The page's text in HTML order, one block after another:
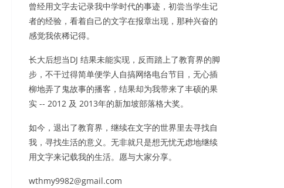
曾经用文字去记录我中学时代的事迹，初尝当学生记
者的经验，看着自己的文字在报章出现，那种兴奋的
感觉我依稀记得。
长大后想当DJ 结果未能实现，反而踏上了教育界的脚
步，不干过得简单便学人自搞网络电台节目，无心插
柳地弄了鬼故事的播客，结果却为我带来了丰硕的果
实 -- 2012 及 2013年的新加坡部落格大奖。
如今，退出了教育界，继续在文字的世界里去寻找自
我，寻找生活的意义。无非就只是想无忧无虑地继续
用文字来记载我的生活。愿与大家分享。
wthmy9982@gmail.com